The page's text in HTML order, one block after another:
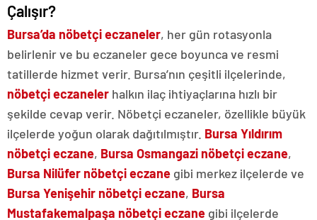
Çalışır?
Bursa’da nöbetçi eczaneler, her gün rotasyonla
belirlenir ve bu eczaneler gece boyunca ve resmi
tatillerde hizmet verir. Bursa’nın çeşitli ilçelerinde,
nöbetçi eczaneler halkın ilaç ihtiyaçlarına hızlı bir
şekilde cevap verir. Nöbetçi eczaneler, özellikle büyük
ilçelerde yoğun olarak dağıtılmıştır. Bursa Yıldırım
nöbetçi eczane, Bursa Osmangazi nöbetçi eczane,
Bursa Nilüfer nöbetçi eczane gibi merkez ilçelerde ve
Bursa Yenişehir nöbetçi eczane, Bursa
Mustafakemalpaşa nöbetçi eczane gibi ilçelerde